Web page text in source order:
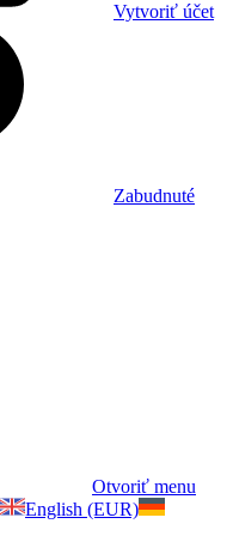
Vytvoriť účet
Zabudnuté
Otvoriť menu
English (EUR)